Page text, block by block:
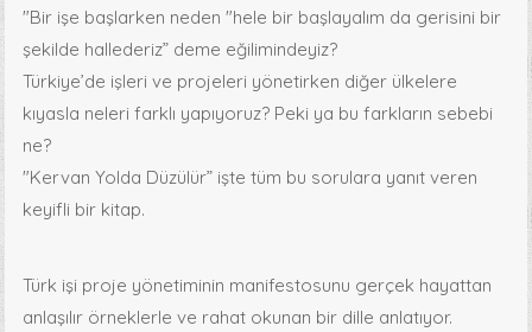
"Bir işe başlarken neden "hele bir başlayalım da gerisini bir
şekilde hallederiz” deme eğilimindeyiz?
Türkiye’de işleri ve projeleri yönetirken diğer ülkelere
kıyasla neleri farklı yapıyoruz? Peki ya bu farkların sebebi
ne?
"Kervan Yolda Düzülür” işte tüm bu sorulara yanıt veren
keyifli bir kitap.
Türk işi proje yönetiminin manifestosunu gerçek hayattan
anlaşılır örneklerle ve rahat okunan bir dille anlatıyor.